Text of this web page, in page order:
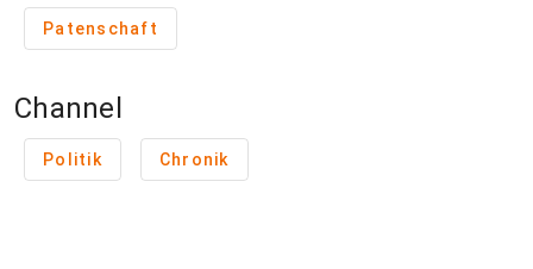
Patenschaft
Channel
Politik Chronik